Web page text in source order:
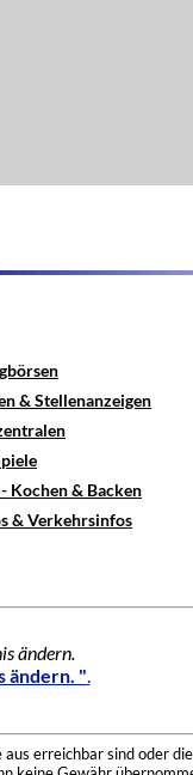
& Stellenanzeigen
Kochen & Backen
& Verkehrsinfos
ändern.
ändern. ".
erreichbar sind oder